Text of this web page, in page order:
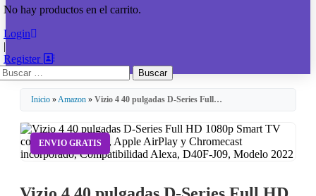
No hay productos en el carrito.
Login
|
Register
Inicio »Amazon » Vizio 4 40 pulgadas D-Series Full…
ENVIO GRATIS